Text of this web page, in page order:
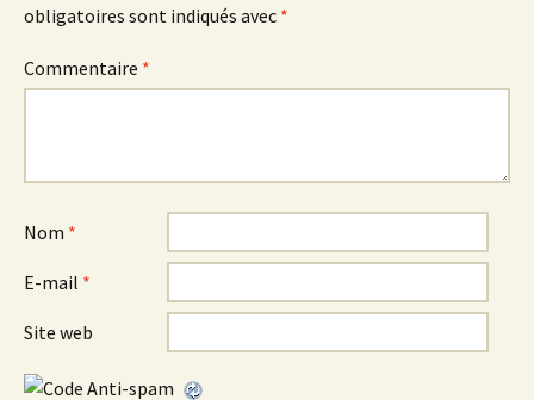
obligatoires sont indiqués avec *
Commentaire *
Nom *
E-mail *
Site web